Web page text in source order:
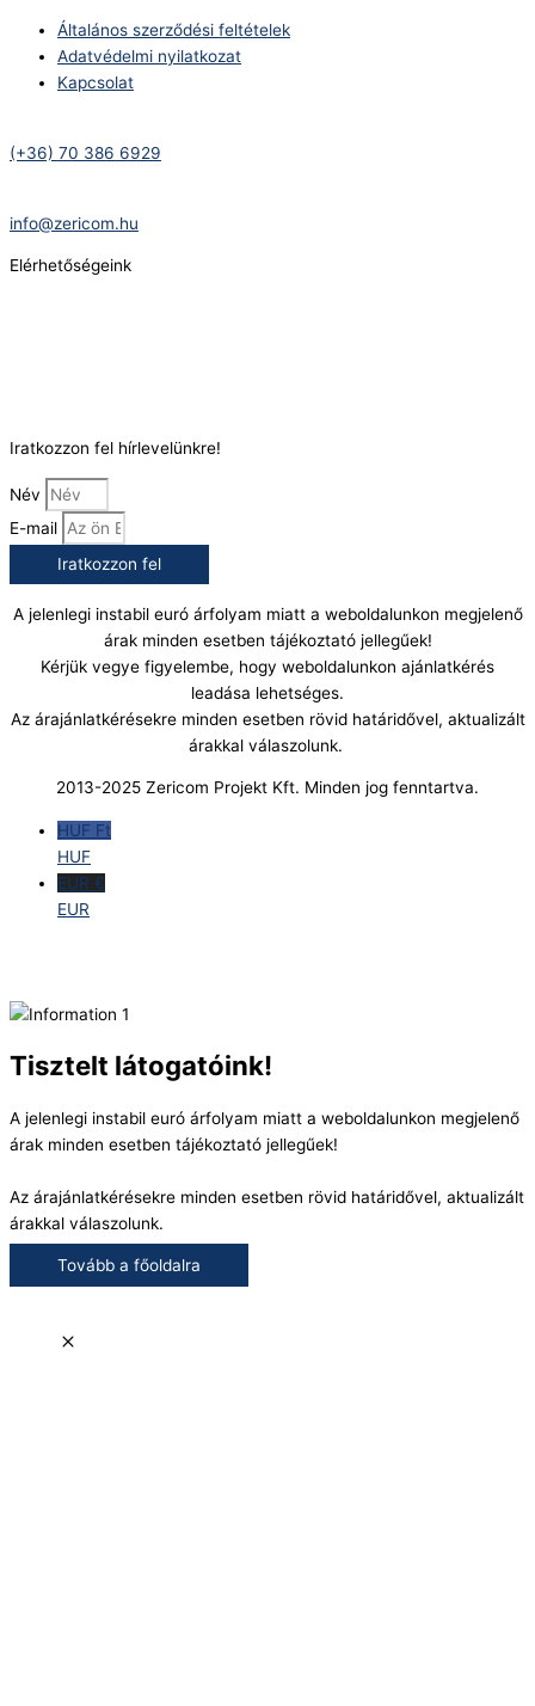
Általános szerződési feltételek
Adatvédelmi nyilatkozat
Kapcsolat
(+36) 70 386 6929
info@zericom.hu
Elérhetőségeink
Iratkozzon fel hírlevelünkre!
Név
E-mail
Iratkozzon fel
A jelenlegi instabil euró árfolyam miatt a weboldalunkon megjelenő
árak minden esetben tájékoztató jellegűek!
Kérjük vegye figyelembe, hogy weboldalunkon ajánlatkérés
leadása lehetséges.
Az árajánlatkérésekre minden esetben rövid határidővel, aktualizált
árakkal válaszolunk.
2013-2025 Zericom Projekt Kft. Minden jog fenntartva.
HUF Ft
HUF
EUR €
EUR
Tisztelt látogatóink!
A jelenlegi instabil euró árfolyam miatt a weboldalunkon megjelenő
árak minden esetben tájékoztató jellegűek!
Az árajánlatkérésekre minden esetben rövid határidővel, aktualizált
árakkal válaszolunk.
Tovább a főoldalra